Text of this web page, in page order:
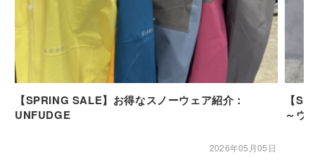
【SPRING SALE】お得なスノーウェア紹介：
UNFUDGE
2026年05月05日
【
～ウ